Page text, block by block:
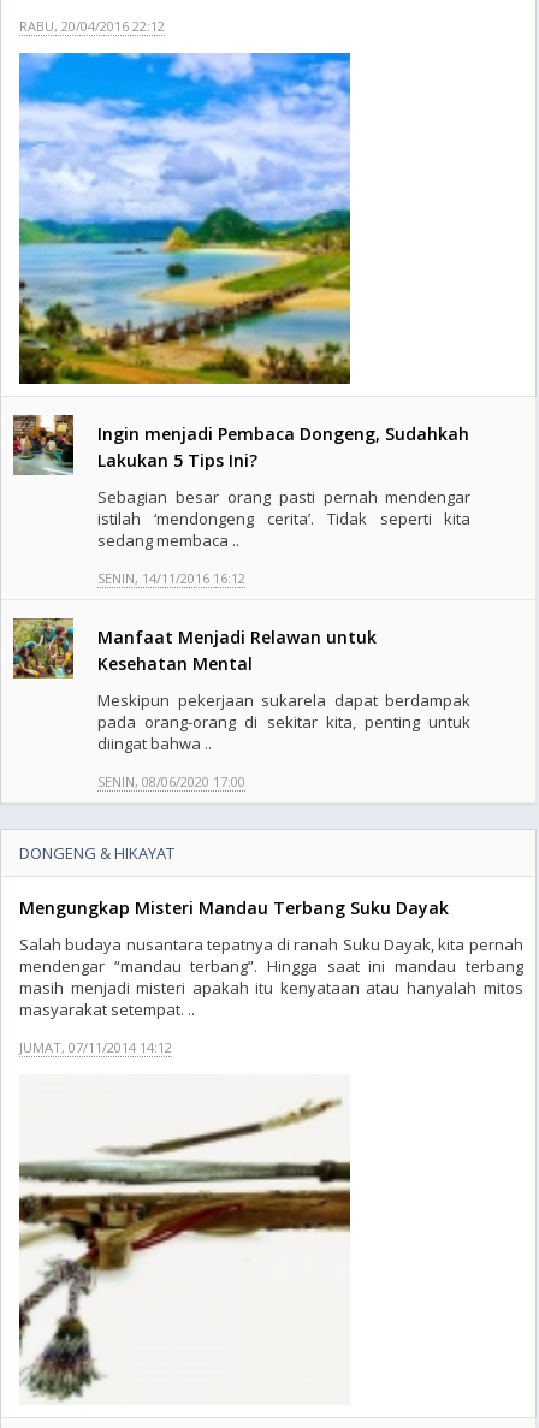
RABU, 20/04/2016 22:12
Ingin menjadi Pembaca Dongeng, Sudahkah
Lakukan 5 Tips Ini?
Sebagian besar orang pasti pernah mendengar
istilah ‘mendongeng cerita’. Tidak seperti kita
sedang membaca ..
SENIN, 14/11/2016 16:12
Manfaat Menjadi Relawan untuk
Kesehatan Mental
Meskipun pekerjaan sukarela dapat berdampak
pada orang-orang di sekitar kita, penting untuk
diingat bahwa ..
SENIN, 08/06/2020 17:00
DONGENG & HIKAYAT
Mengungkap Misteri Mandau Terbang Suku Dayak
Salah budaya nusantara tepatnya di ranah Suku Dayak, kita pernah
mendengar “mandau terbang”. Hingga saat ini mandau terbang
masih menjadi misteri apakah itu kenyataan atau hanyalah mitos
masyarakat setempat. ..
JUMAT, 07/11/2014 14:12